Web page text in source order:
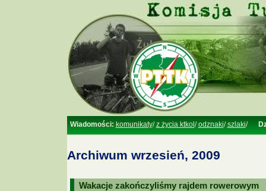
Wiadomości: komunikaty/z życia ktkol /odznaki/szlaki/
Archiwum wrzesień, 2009
Wakacje zakończyliśmy rajdem rowerowym